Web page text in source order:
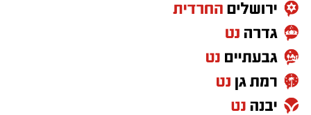
חדשותי? מצאתם טעות בכתבה? נשמח שתשתפו
אותנו
עבודה שלנו, מוותרים על אירועים משפחתיים, אין
לה כמעט חברות, והאמת היא שכמעט ולא נותר לה
זמן חופשי ופנוי רק לעצמה".
"שאלתם אותה האם היא מעוניינת להשתתף
בחוגים, בתחרויות? או שזו בחירה שלכם?", תהיתי.